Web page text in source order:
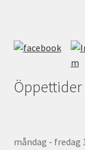
måndag - fredag